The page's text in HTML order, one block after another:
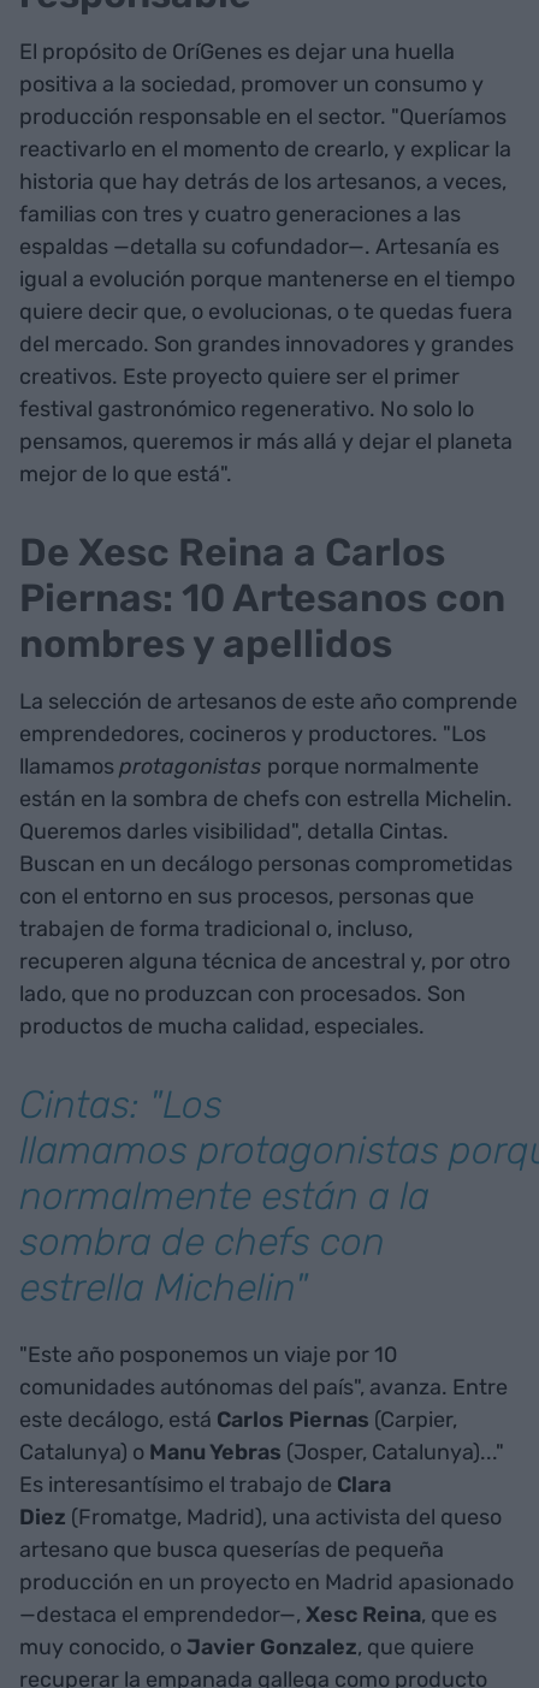
El propósito de OríGenes es dejar una huella
positiva a la sociedad, promover un consumo y
producción responsable en el sector. "Queríamos
reactivarlo en el momento de crearlo, y explicar la
historia que hay detrás de los artesanos, a veces,
familias con tres y cuatro generaciones a las
espaldas —detalla su cofundador—. Artesanía es
igual a evolución porque mantenerse en el tiempo
quiere decir que, o evolucionas, o te quedas fuera
del mercado. Son grandes innovadores y grandes
creativos. Este proyecto quiere ser el primer
festival gastronómico regenerativo. No solo lo
pensamos, queremos ir más allá y dejar el planeta
mejor de lo que está".
De Xesc Reina a Carlos
Piernas: 10 Artesanos con
nombres y apellidos
La selección de artesanos de este año comprende
emprendedores, cocineros y productores. "Los
llamamosprotagonistas porque normalmente
están en la sombra de chefs con estrella Michelin.
Queremos darles visibilidad", detalla Cintas.
Buscan en un decálogo personas comprometidas
con el entorno en sus procesos, personas que
trabajen de forma tradicional o, incluso,
recuperen alguna técnica de ancestral y, por otro
lado, que no produzcan con procesados. Son
productos de mucha calidad, especiales.
Cintas: "Los
llamamos protagonistas
normalmente están a la
sombra de chefs con
estrella Michelin"
"Este año posponemos un viaje por 10
comunidades autónomas del país", avanza. Entre
este decálogo, está Carlos Piernas (Carpier,
Catalunya) o Manu Yebras (Josper, Catalunya)..."
Es interesantísimo el trabajo de Clara
Diez (Fromatge, Madrid), una activista del queso
artesano que busca queserías de pequeña
producción en un proyecto en Madrid apasionado
—destaca el emprendedor—, Xesc Reina, que es
muy conocido, oJavier Gonzalez, que quiere
recuperar la empanada gallega como producto